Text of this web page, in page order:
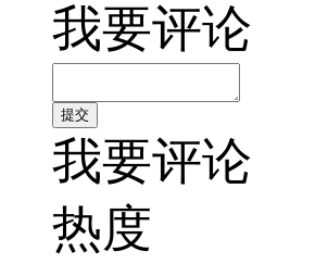
我要评论
我要评论
热度